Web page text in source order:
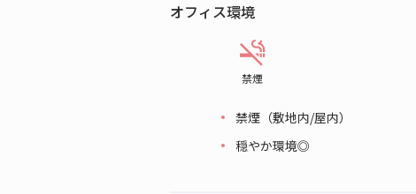
オフィス環境
禁煙
禁煙（敷地内/屋内）
穏やか環境◎